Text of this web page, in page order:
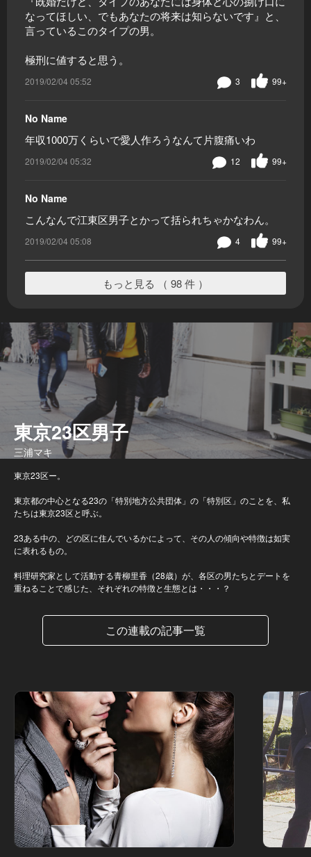
なってほしい、でもあなたの将来は知らないです』と、
言っているこのタイプの男。
極刑に値すると思う。
2019/02/04 05:52 99+
3
No Name
年収1000万くらいで愛人作ろうなんて片腹痛いわ
2019/02/04 05:32 99+
12
No Name
こんなんで江東区男子とかって括られちゃかなわん。
2019/02/04 05:08 99+
4
もっと見る （ 98 件 ）
東京23区男子
三浦マキ
東京23区ー。
東京都の中心となる23の「特別地方公共団体」の「特別区」のことを、私
たちは東京23区と呼ぶ。
23ある中の、どの区に住んでいるかによって、その人の傾向や特徴は如実
に表れるもの。
料理研究家として活動する青柳里香（28歳）が、各区の男たちとデートを
重ねることで感じた、それぞれの特徴と生態とは・・・？
この連載の記事一覧